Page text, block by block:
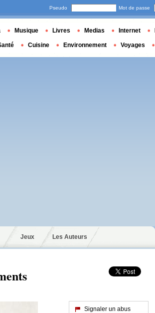
Jeux Les Auteurs
Signaler un abus
Pseudo Mot de passe
Musique Livres Medias Internet
Cuisine Environnement Voyages